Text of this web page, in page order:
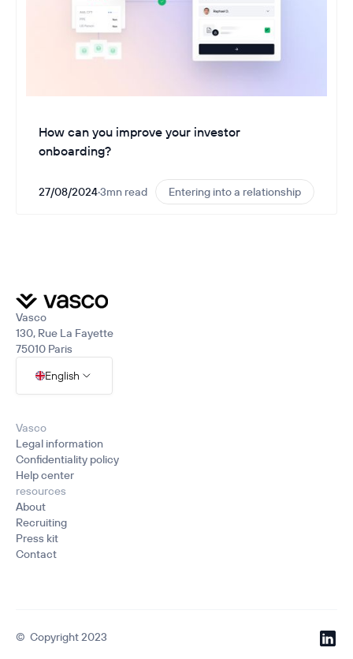
How can you improve your investor
onboarding?
27/08/2024·3mn read Entering into a relationship
Vasco
130, Rue La Fayette
75010 Paris
English
Vasco
Legal information
Confidentiality policy
Help center
resources
About
Recruiting
Press kit
Contact
© ️ Copyright 2023